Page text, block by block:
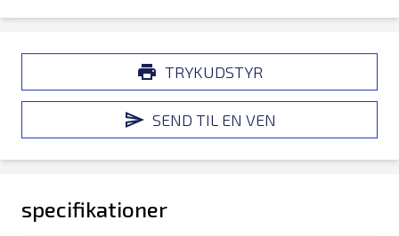
TRYKUDSTYR
SEND TIL EN VEN
specifikationer